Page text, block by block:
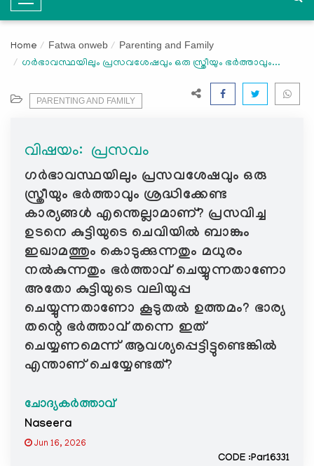
o
g
l
i
g
a
t
i
o
n
Home Fatwa onweb Parenting and Family
ഗർഭാവസ്ഥയിലും പ്രസവശേഷവും ഒരു സ്ത്രീയും ഭർത്താവും...
PARENTING AND FAMILY
വിഷയം: ‍ പ്രസവം
ഗർഭാവസ്ഥയിലും പ്രസവശേഷവും ഒരു
സ്ത്രീയും ഭർത്താവും ശ്രദ്ധിക്കേണ്ട
കാര്യങ്ങൾ എന്തെല്ലാമാണ്? പ്രസവിച്ച
ഉടനെ കുട്ടിയുടെ ചെവിയിൽ ബാങ്കും
ഇഖാമത്തും കൊടുക്കുന്നതും മധുരം
നൽകുന്നതും ഭർത്താവ് ചെയ്യുന്നതാണോ
അതോ കുട്ടിയുടെ വലിയുപ്പ
ചെയ്യുന്നതാണോ കൂടുതൽ ഉത്തമം? ഭാര്യ
തന്റെ ഭർത്താവ് തന്നെ ഇത്
ചെയ്യണമെന്ന് ആവശ്യപ്പെട്ടിട്ടുണ്ടെങ്കിൽ
എന്താണ് ചെയ്യേണ്ടത്?
ചോദ്യകർത്താവ്
Naseera
Jun 16, 2026
CODE :Par16331